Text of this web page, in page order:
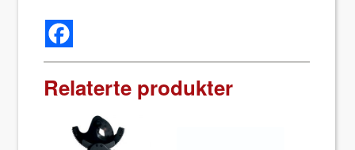
Relaterte produkter